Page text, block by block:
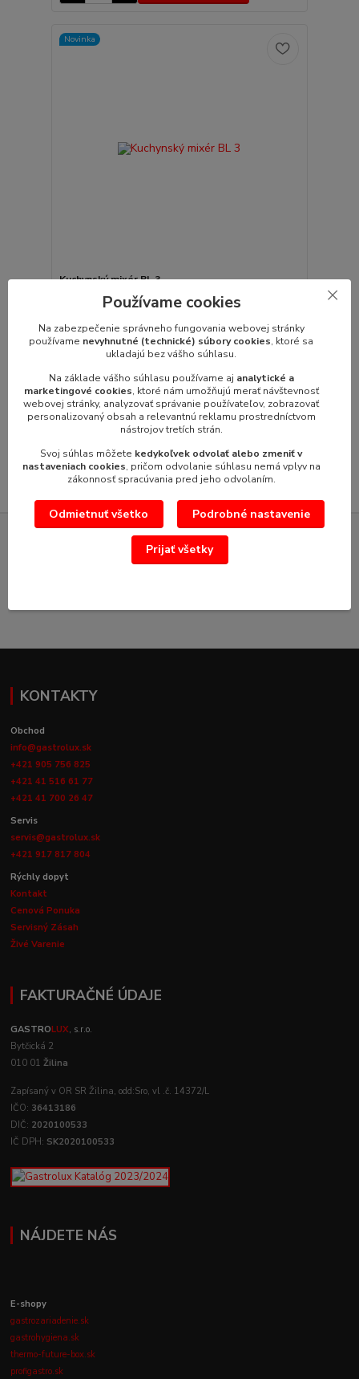
Novinka
Kuchynský mixér BL 3
Počet ot/min.: 500–12600 Max. kapacita nádoby: 2,5
l Objem nádoby : 3 l
1 986,45 €/ks
1 615,00 €bez DPH
Pridať do košíka
strana z 1
SERVIS GASTROZARIADENÍ VÝROBCOV
KONTAKTY
Obchod
info@gastrolux.sk
+421 905 756 825
+421 41 516 61 77
+421 41 700 26 47
Servis
servis@gastrolux.sk
+421 917 817 804
Rýchly dopyt
Kontakt
Cenová Ponuka
Servisný Zásah
Živé Varenie
FAKTURAČNÉ ÚDAJE
GASTROLUX, s.r.o.
Bytčická 2
010 01Žilina
Zapísaný v OR SR Žilina, odd:Sro, vl .č. 14372/L
IČO: 36413186
DIČ: 2020100533
IČ DPH: SK2020100533
NÁJDETE NÁS
E-shopy
gastrozariadenie.sk
gastrohygiena.sk
thermo-future-box.sk
profigastro.sk
Používame cookies
Na zabezpečenie správneho fungovania webovej stránky
používame nevyhnutné (technické) súbory cookies, ktoré sa
ukladajú bez vášho súhlasu.
Na základe vášho súhlasu používame aj analytické a
marketingové cookies, ktoré nám umožňujú merať návštevnosť
webovej stránky, analyzovať správanie používateľov, zobrazovať
personalizovaný obsah a relevantnú reklamu prostredníctvom
nástrojov tretích strán.
Svoj súhlas môžete kedykoľvek odvolať alebo zmeniť v
nastaveniach cookies, pričom odvolanie súhlasu nemá vplyv na
zákonnosť spracúvania pred jeho odvolaním.
Odmietnuť všetko Podrobné nastavenie
Prijať všetky